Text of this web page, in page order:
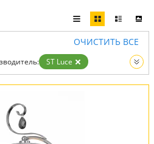
ОЧИСТИТЬ ВСЕ
ST Luce